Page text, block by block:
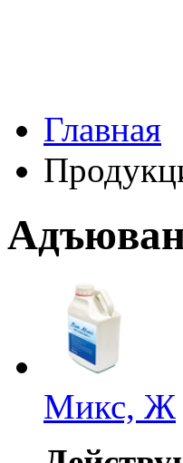
Главная
Микс, Ж